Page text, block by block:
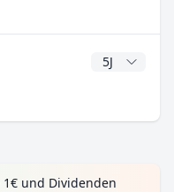
CAGR Jahre
und Dividenden